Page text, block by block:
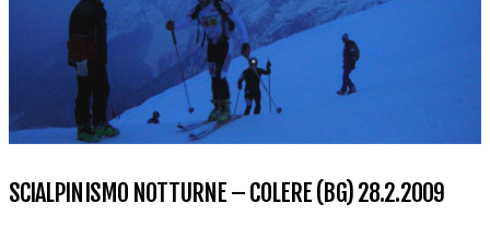
SCIALPINISMO NOTTURNE – COLERE (BG) 28.2.2009